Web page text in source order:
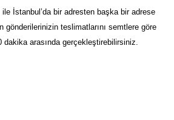
İstanbul’da bir adresten başka bir adrese
gönderilerinizin teslimatlarını semtlere göre
dakika arasında gerçekleştirebilirsiniz.